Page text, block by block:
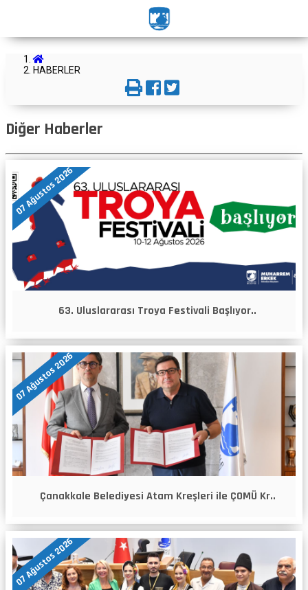
HABERLER
Diğer Haberler
07 Ağustos 2026
63. Uluslararası Troya Festivali Başlıyor..
07 Ağustos 2026
Çanakkale Belediyesi Atam Kreşleri ile ÇOMÜ Kr..
07 Ağustos 2026